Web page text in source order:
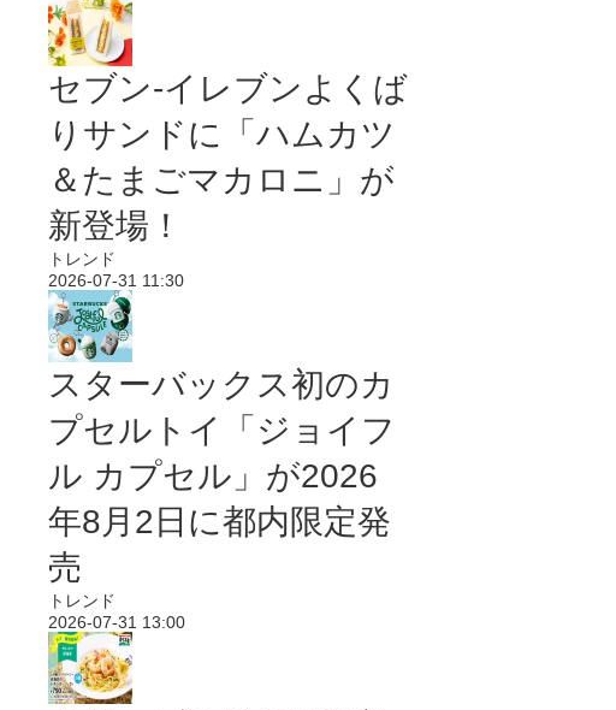
セブン‐イレブンよくば
りサンドに「ハムカツ
＆たまごマカロニ」が
新登場！
トレンド
2026-07-31 11:30
スターバックス初のカ
プセルトイ「ジョイフ
ル カプセル」が2026
年8月2日に都内限定発
売
トレンド
2026-07-31 13:00